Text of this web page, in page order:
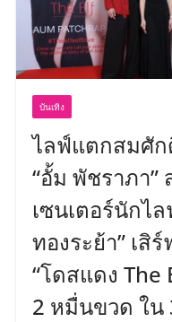
บันเทิง
ไลฟ์แตกสมศั
“อั้ม พัชราภา”
เซนเตอร์นักไ
ทองระย้า” เสิ
“โดสแดง The
2 หมื่นขวด ใน